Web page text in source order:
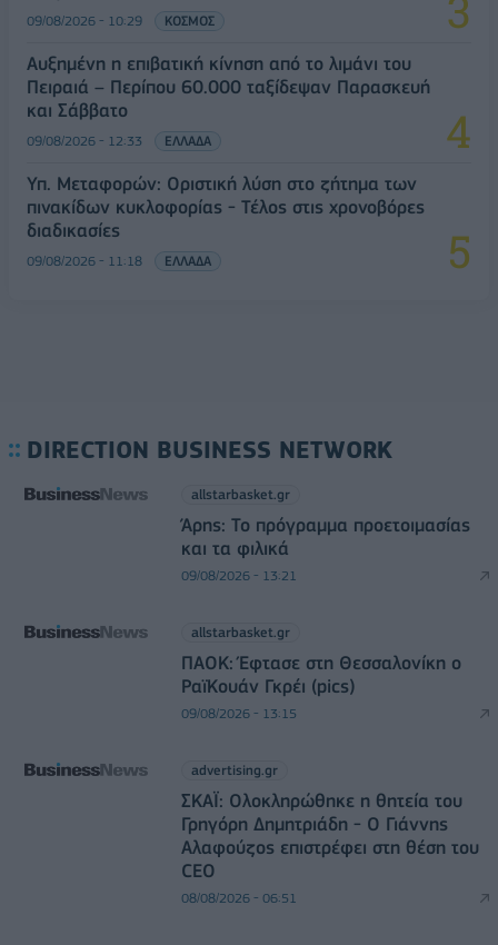
09/08/2026 - 10:29 ΚΟΣΜΟΣ
Αυξημένη η επιβατική κίνηση από το λιμάνι του
Πειραιά – Περίπου 60.000 ταξίδεψαν Παρασκευή
και Σάββατο
09/08/2026 - 12:33 ΕΛΛΑΔΑ
Υπ. Μεταφορών: Οριστική λύση στο ζήτημα των
πινακίδων κυκλοφορίας - Τέλος στις χρονοβόρες
διαδικασίες
09/08/2026 - 11:18 ΕΛΛΑΔΑ
DIRECTION BUSINESS NETWORK
allstarbasket.gr
Άρης: Το πρόγραμμα προετοιμασίας
και τα φιλικά
09/08/2026 - 13:21
allstarbasket.gr
ΠΑΟΚ: Έφτασε στη Θεσσαλονίκη ο
ΡαϊΚουάν Γκρέι (pics)
09/08/2026 - 13:15
advertising.gr
ΣΚΑΪ: Ολοκληρώθηκε η θητεία του
Γρηγόρη Δημητριάδη - Ο Γιάννης
Αλαφούζος επιστρέφει στη θέση του
CEO
08/08/2026 - 06:51